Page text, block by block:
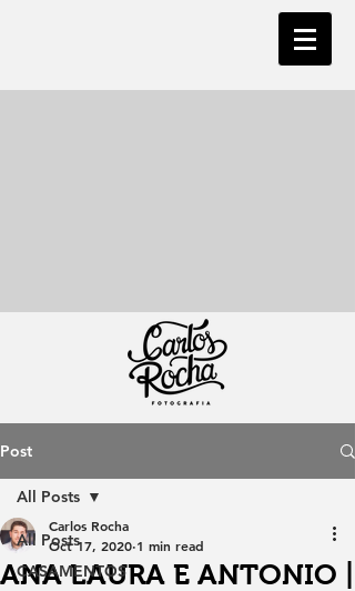
Post
All Posts
CASAMENTOS
All Posts
ANA LAURA E ANTONIO |
Carlos Rocha
Oct 17, 2020 1 min read